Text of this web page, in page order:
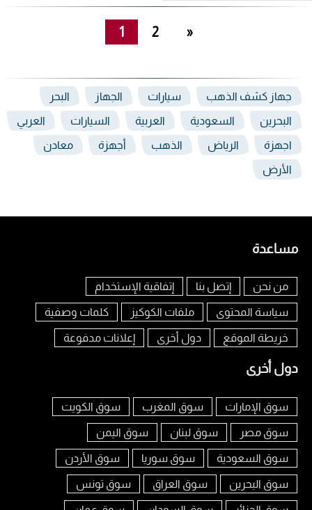
1 2 »
جهاز كشف الذهب سيارات الجهاز البحر
البحرين السعودية العربية السيارات العربي
اجهزة الرياض الذهب أجهزة معادن
الأرض
مساعدة
من نحن إتصل بنا إتفاقية الإستخدام
سياسة المحتوى ملفات الكوكيز كلمات وصفية
خريطة الموقع دول أخرى إعلانات مدفوعة
دول أخرى
سوق الإمارات سوق المغرب سوق الكويت
سوق مصر سوق لبنان سوق اليمن
سوق السعودية سوق سوريا سوق الأردن
سوق البحرين سوق العراق سوق تونس